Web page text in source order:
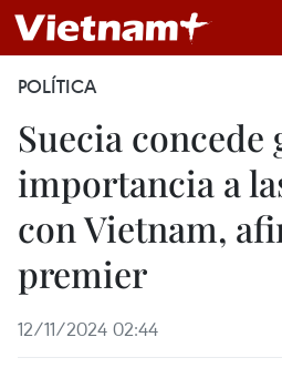
POLÍTICA
Suecia concede
importancia a
con Vietnam,
premier
12/11/2024 02:44